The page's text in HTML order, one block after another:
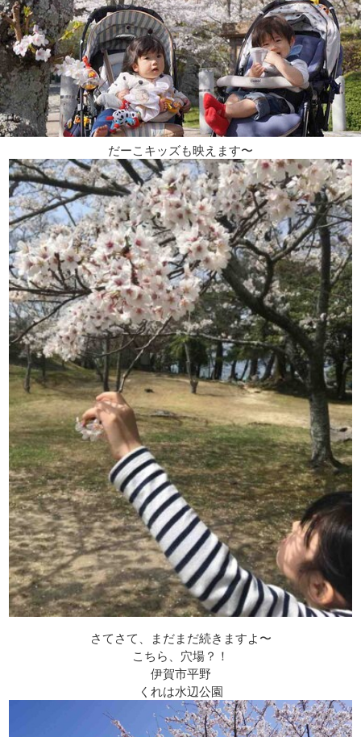
だーこキッズも映えます〜
さてさて、まだまだ続きますよ〜
こちら、穴場？！
伊賀市平野
くれは水辺公園